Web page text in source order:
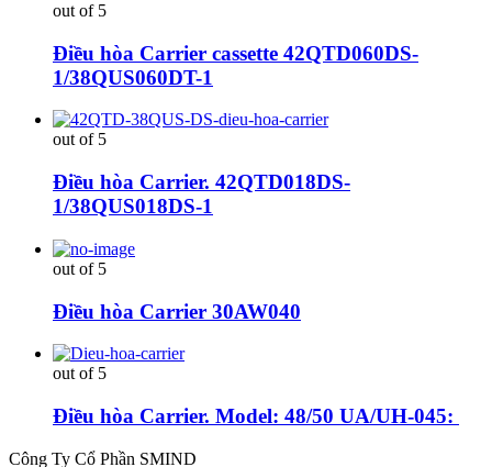
out of 5
Điều hòa Carrier cassette 42QTD060DS-
1/38QUS060DT-1
out of 5
Điều hòa Carrier. 42QTD018DS-
1/38QUS018DS-1
out of 5
Điều hòa Carrier 30AW040
out of 5
Điều hòa Carrier. Model: 48/50 UA/UH-045:
Công Ty Cổ Phần SMIND